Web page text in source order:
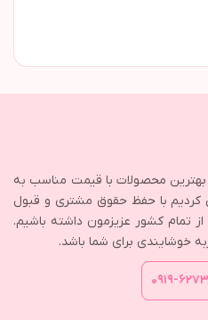
بهترین محصولات با قیمت مناسب به
کردیم با حفظ حقوق مشتری و قبول
تمام کشور عزیزمون داشته باشیم.
خوشایندی برای شما باشد.